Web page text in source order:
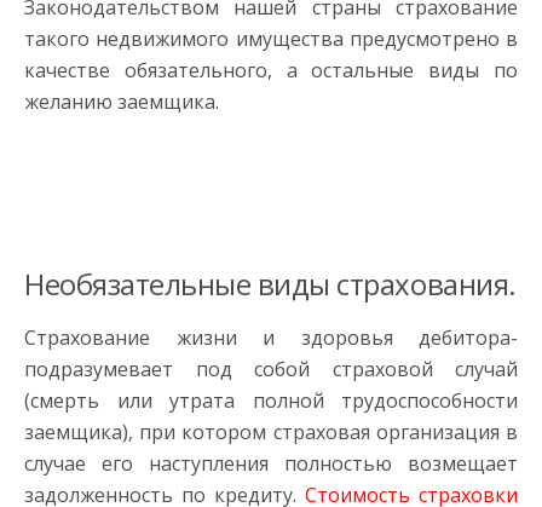
Законодательством нашей страны страхование
такого недвижимого имущества предусмотрено в
качестве обязательного, а остальные виды по
желанию заемщика.
Необязательные виды страхования.
Страхование жизни и здоровья дебитора-
подразумевает под собой страховой случай
(смерть или утрата полной трудоспособности
заемщика), при котором страховая организация в
случае его наступления полностью возмещает
задолженность по кредиту. Стоимость страховки